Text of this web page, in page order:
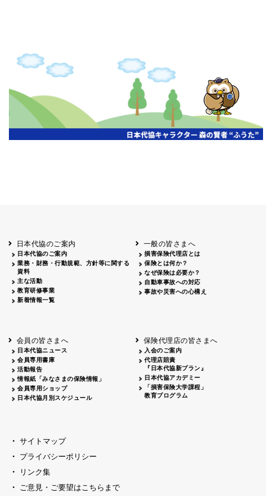
日本代協のご案内
日本代協のご案内
業務・財務・行動規範、方針等に関する
資料
主な活動
教育研修事業
新着情報一覧
一般の皆さまへ
損害保険代理店とは
保険とは何か？
なぜ保険は必要か？
自動車事故への対応
事故や災害への心構え
会員の皆さまへ
日本代協ニュース
会員専用書庫
活動報告
情報紙「みなさまの保険情報」
会員専用ショップ
日本代協月別スケジュール
保険代理店の皆さまへ
入会のご案内
代理店賠責
『日本代協新プラン』
日本代協アカデミー
「損害保険大学課程」
教育プログラム
サイトマップ
プライバシーポリシー
リンク集
ご意見・ご要望はこちらまで